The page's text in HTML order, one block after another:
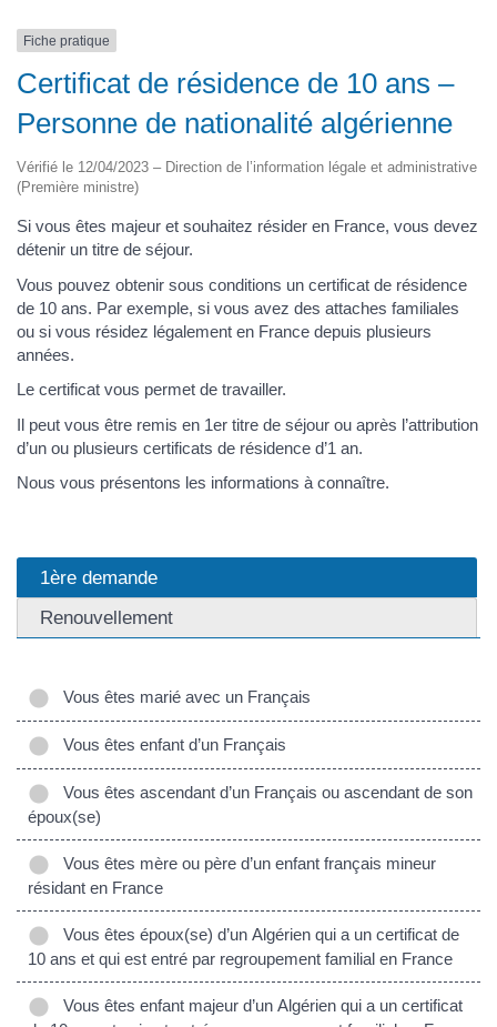
Fiche pratique
Certificat de résidence de 10 ans –
Personne de nationalité algérienne
Vérifié le 12/04/2023 – Direction de l’information légale et administrative
(Première ministre)
Si vous êtes majeur et souhaitez résider en France, vous devez
détenir un titre de séjour.
Vous pouvez obtenir sous conditions un certificat de résidence
de 10 ans. Par exemple, si vous avez des attaches familiales
ou si vous résidez légalement en France depuis plusieurs
années.
Le certificat vous permet de travailler.
Il peut vous être remis en 1er titre de séjour ou après l’attribution
d’un ou plusieurs certificats de résidence d’1 an.
Nous vous présentons les informations à connaître.
1ère demande
Renouvellement
Vous êtes marié avec un Français
Vous êtes enfant d’un Français
Vous êtes ascendant d’un Français ou ascendant de son
époux(se)
Vous êtes mère ou père d’un enfant français mineur
résidant en France
Vous êtes époux(se) d’un Algérien qui a un certificat de
10 ans et qui est entré par regroupement familial en France
Vous êtes enfant majeur d’un Algérien qui a un certificat